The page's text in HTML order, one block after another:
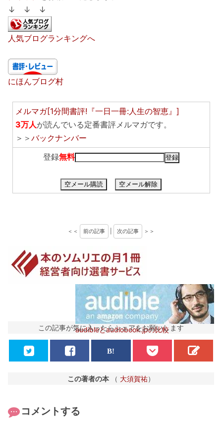
↓ ↓ ↓
人気ブログランキングへ
にほんブログ村
メルマガ[1分間書評!『一日一冊:人生の智恵』]
3万人が読んでいる定番書評メルマガです。
＞＞ バックナンバー
登録無料
空メール購読 空メール解除
＜＜ 前の記事 次の記事 ＞＞
audibleとaudiobook.jpの比較
この記事が気に入ったらシェアをお願いします
この著者の本 （ 大須賀祐）
コメントする